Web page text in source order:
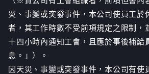
災、事變或突發事件，本公司使員工於
者，其工作時數不受前項規定之限制，
十四小時內通知工會，且應於事後補給
息。」）。
因天災、事變或突發事件，本公司有使